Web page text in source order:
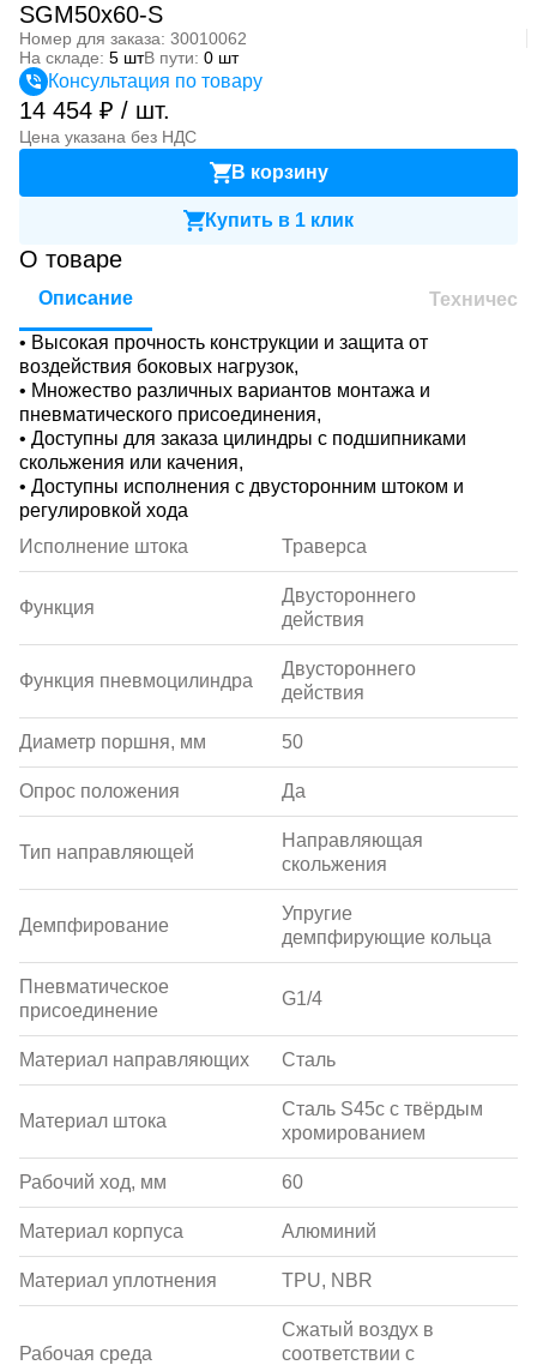
SGM50x60-S
Номер для заказа: 30010062
На складе: 5 штВ пути: 0 шт
Консультация по товару
14 454 ₽ / шт.
Цена указана без НДС
В корзину
Купить в 1 клик
О товаре
Описание
• Высокая прочность конструкции и защита от
воздействия боковых нагрузок,
• Множество различных вариантов монтажа и
пневматического присоединения,
• Доступны для заказа цилиндры с подшипниками
скольжения или качения,
• Доступны исполнения с двусторонним штоком и
регулировкой хода
Исполнение штока
Траверса
Функция
Двустороннего
действия
Функция пневмоцилиндра
Двустороннего
действия
Диаметр поршня, мм 50
Опрос положения Да
Тип направляющей
Направляющая
скольжения
Демпфирование
Упругие
демпфирующие кольца
Пневматическое
присоединение
G1/4
Материал направляющих Сталь
Материал штока
Сталь S45c с твёрдым
хромированием
Рабочий ход, мм 60
Материал корпуса Алюминий
Материал уплотнения TPU, NBR
Рабочая среда
Сжатый воздух в
соответствии с